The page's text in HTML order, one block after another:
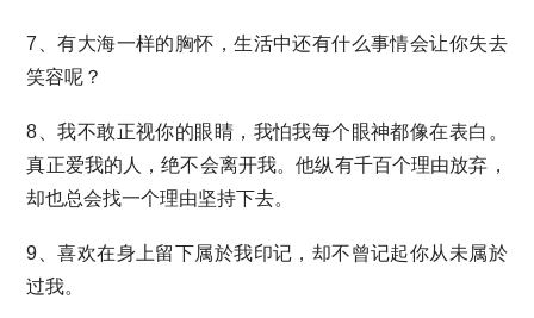
7、有大海一样的胸怀，生活中还有什么事情会让你失去
笑容呢？
8、我不敢正视你的眼睛，我怕我每个眼神都像在表白。
真正爱我的人，绝不会离开我。他纵有千百个理由放弃，
却也总会找一个理由坚持下去。
9、喜欢在身上留下属於我印记，却不曾记起你从未属於
过我。